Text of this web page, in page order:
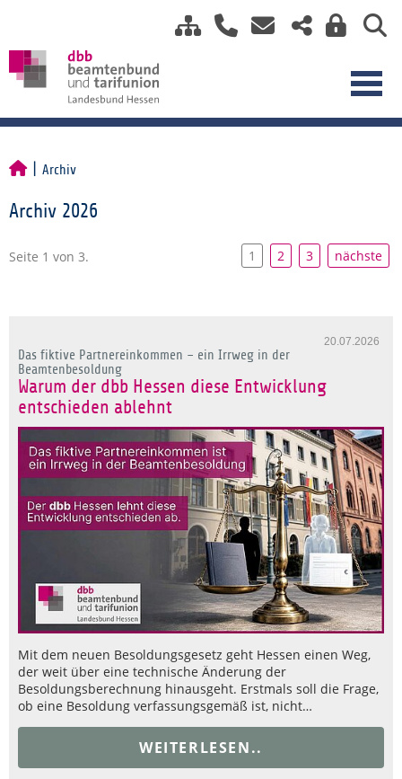
Archiv
Archiv 2026
Seite 1 von 3. 1 2 3 nächste
20.07.2026
Das fiktive Partnereinkommen – ein Irrweg in der
Beamtenbesoldung
Warum der dbb Hessen diese Entwicklung
entschieden ablehnt
Mit dem neuen Besoldungsgesetz geht Hessen einen Weg,
der weit über eine technische Änderung der
Besoldungsberechnung hinausgeht. Erstmals soll die Frage,
ob eine Besoldung verfassungsgemäß ist, nicht…
WEITERLESEN..